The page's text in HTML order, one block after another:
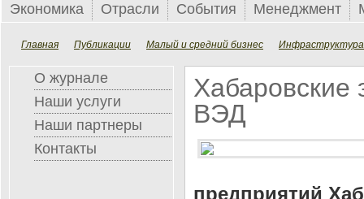
Экономика Отрасли События Менеджмент
Главная Публикации Малый и средний бизнес
Хабаровские
ВЭД
предприятий
О журнале
Наши услуги
Наши партнеры
Контакты